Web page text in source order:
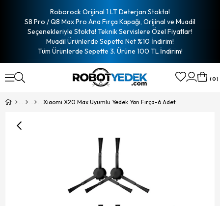
Roborock Orijinal 1 LT Deterjan Stokta!
S8 Pro / Q8 Max Pro Ana Fırça Kapağı, Orijinal ve Muadil
Seçenekleriyle Stokta! Teknik Servislere Özel Fiyatlar!
Muadil Ürünlerde Sepette Net %10 İndirim!
Tüm Ürünlerde Sepette 3. Ürüne 100 TL İndirim!
0
Xiaomi X20 Max Uyumlu Yedek Yan Fırça-6 Adet